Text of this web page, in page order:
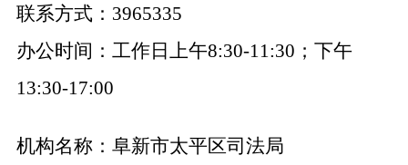
联系方式：3965335
办公时间：工作日上午8:30-11:30；下午
13:30-17:00
机构名称：阜新市太平区司法局